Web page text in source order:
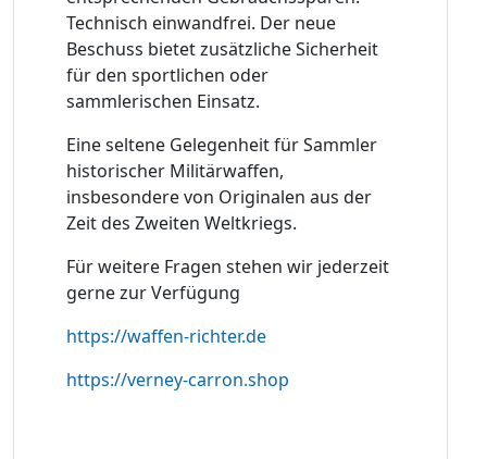
Technisch einwandfrei. Der neue
Beschuss bietet zusätzliche Sicherheit
für den sportlichen oder
sammlerischen Einsatz.
Eine seltene Gelegenheit für Sammler
historischer Militärwaffen,
insbesondere von Originalen aus der
Zeit des Zweiten Weltkriegs.
Für weitere Fragen stehen wir jederzeit
gerne zur Verfügung
https://waffen-richter.de
https://verney-carron.shop